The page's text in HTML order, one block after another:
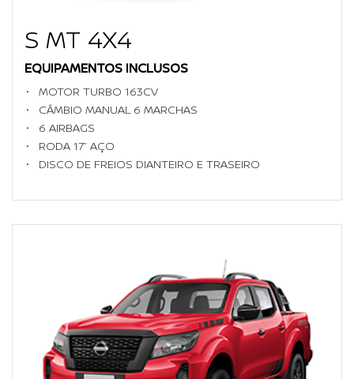
S MT 4X4
EQUIPAMENTOS INCLUSOS
MOTOR TURBO 163CV
CÂMBIO MANUAL 6 MARCHAS
6 AIRBAGS
RODA 17’’ AÇO
DISCO DE FREIOS DIANTEIRO E TRASEIRO